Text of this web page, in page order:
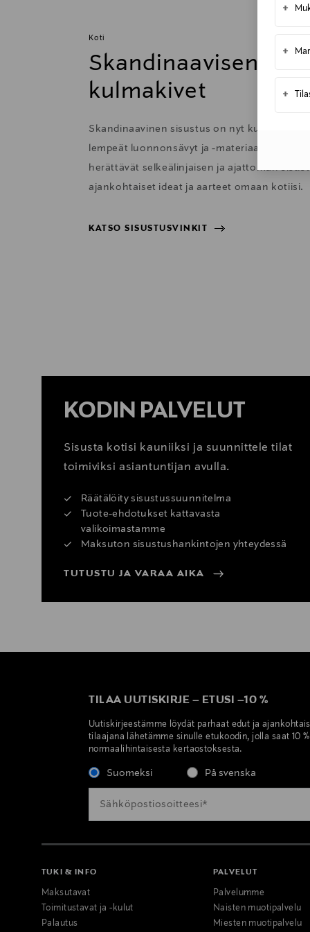
+
+
+
Koti
Skandinaavisen
kulmakivet
Skandinaavinen sisustus on nyt kutsuva ja
lempeät luonnonsävyt ja -materiaalit sekä
herättävät selkeälinjaisen ja ajattoman
ajankohtaiset ideat ja aarteet omaan kotiisi.
KATSO SISUSTUSVINKIT
KODIN PALVELUT
Sisusta kotisi kauniiksi ja suunnittele tilat
toimiviksi asiantuntijan avulla.
Räätälöity sisustussuunnitelma
Tuote-ehdotukset kattavasta
valikoimastamme
Maksuton sisustushankintojen yhteydessä
TUTUSTU JA VARAA AIKA
TILAA UUTISKIRJE – ETUSI –10 %
Uutiskirjeestämme löydät parhaat edut ja
tilaajana lähetämme sinulle etukoodin, jolla saat 10
normaalihintaisesta kertaostoksesta.
Suomeksi På svenska
TUKI & INFO
Maksutavat
Toimitustavat ja -kulut
Palautus
PALVELUT
Palvelumme
Naisten muotipalvelu
Miesten muotipalvelu